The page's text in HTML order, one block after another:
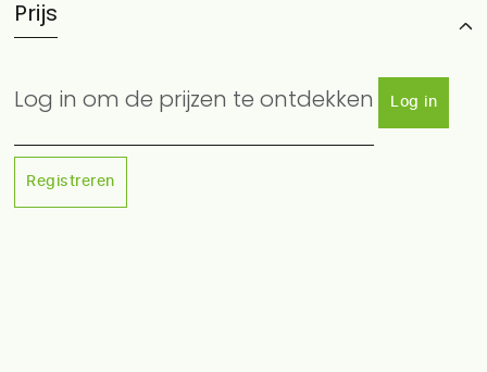
Prijs
Log in om de prijzen te ontdekken Log in
Registreren